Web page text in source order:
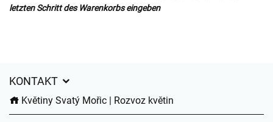
letzten Schritt des Warenkorbs eingeben
KONTAKT
Květiny Svatý Mořic | Rozvoz květin